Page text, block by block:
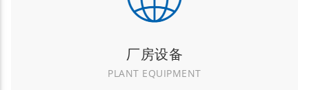
厂房设备
PLANT EQUIPMENT